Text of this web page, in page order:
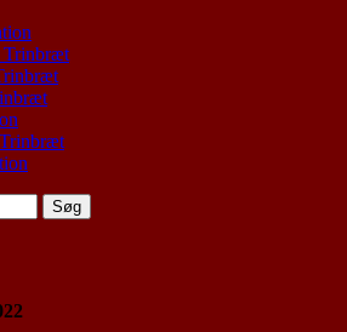
Trinbræt